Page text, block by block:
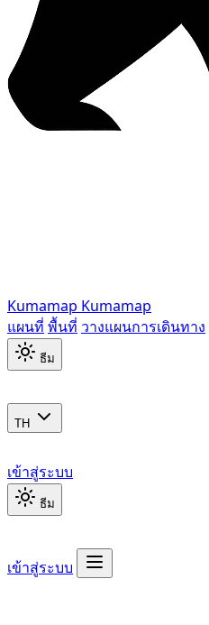
Kumamap Kumamap
แผนที่ พื้นที่ วางแผนการเดินทาง
ธีม
TH
เข้าสู่ระบบ
ธีม
เข้าสู่ระบบ